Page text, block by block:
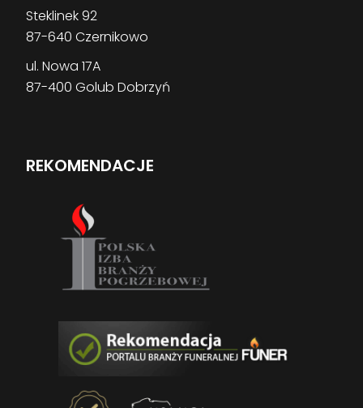
Steklinek 92
87-640 Czernikowo
ul. Nowa 17A
87-400 Golub Dobrzyń
REKOMENDACJE